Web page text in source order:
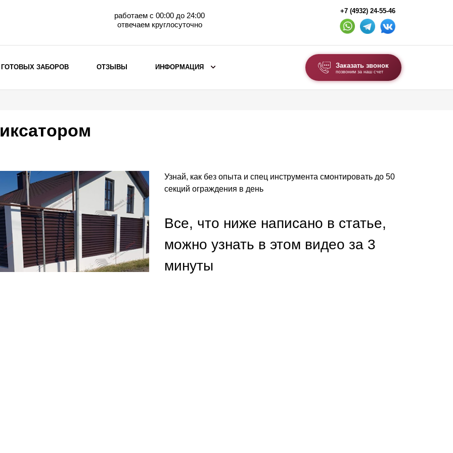
работаем с 00:00 до 24:00
отвечаем круглосуточно
+7 (4932) 24-55-46
Заборы из евроштакетника
Забор жалюзи с кирпичными столбами
Металлические заборы
Металлические ограждения
ВЫБОР ПО ХАРАКТЕРИСТИКАМ
Горизонтальные заборы
Высокие заборы
Красивые, дизайнерские заборы
ВОРОТА И КАЛИТКИ
Ворота складные гармошка
Калитки
ГОТОВЫХ ЗАБОРОВ ОТЗЫВЫ ИНФОРМАЦИЯ Заказать звонок
позвоним за наш счет
Узнай, как без опыта и спец инструмента смонтировать до 50
секций ограждения в день
Все, что ниже написано в статье,
можно узнать в этом видео за 3
минуты